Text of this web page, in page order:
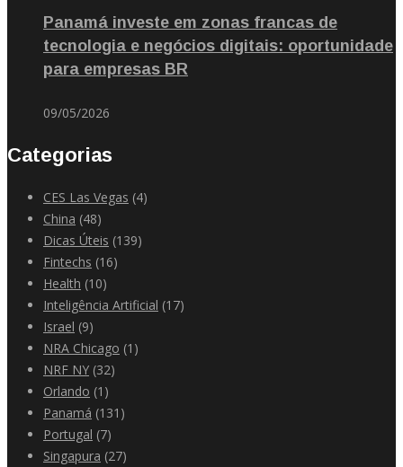
Panamá investe em zonas francas de
tecnologia e negócios digitais: oportunidade
para empresas BR
09/05/2026
Categorias
CES Las Vegas (4)
China (48)
Dicas Úteis (139)
Fintechs (16)
Health (10)
Inteligência Artificial (17)
Israel (9)
NRA Chicago (1)
NRF NY (32)
Orlando (1)
Panamá (131)
Portugal (7)
Singapura (27)